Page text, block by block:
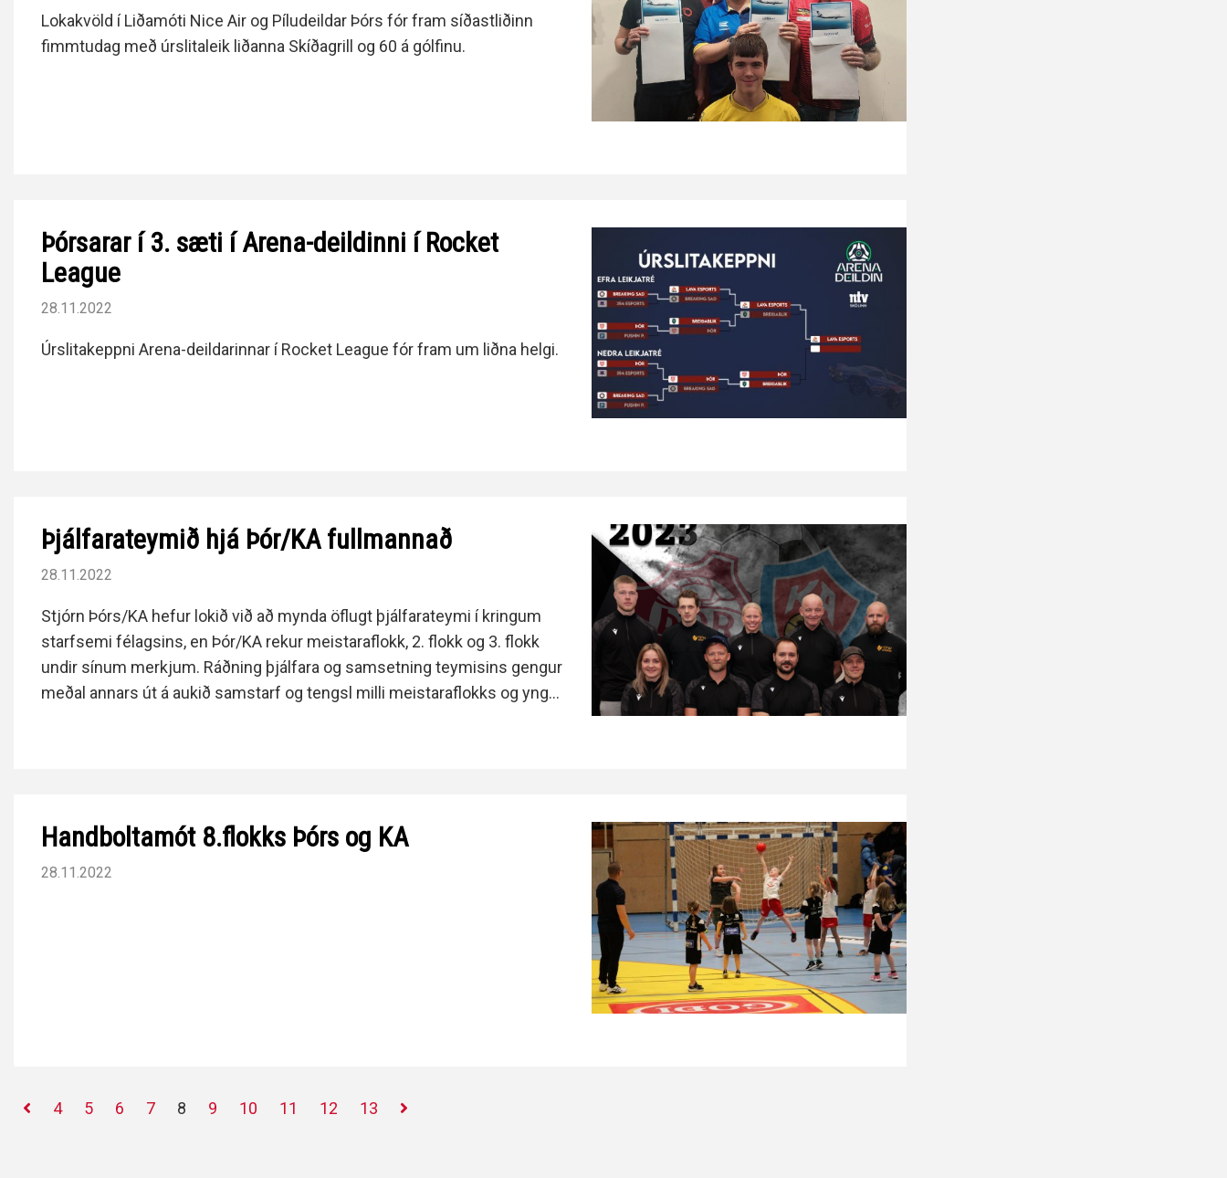
Lokakvöld í Liðamóti Nice Air og Píludeildar Þórs fór fram síðastliðinn
fimmtudag með úrslitaleik liðanna Skíðagrill og 60 á gólfinu.
Þórsarar í 3. sæti í Arena-deildinni í Rocket
League
28.11.2022
Úrslitakeppni Arena-deildarinnar í Rocket League fór fram um liðna helgi.
Þjálfarateymið hjá Þór/KA fullmannað
28.11.2022
Stjórn Þórs/KA hefur lokið við að mynda öflugt þjálfarateymi í kringum
starfsemi félagsins, en Þór/KA rekur meistaraflokk, 2. flokk og 3. flokk
undir sínum merkjum. Ráðning þjálfara og samsetning teymisins gengur
meðal annars út á aukið samstarf og tengsl milli meistaraflokks og yngri
Handboltamót 8.flokks Þórs og KA
28.11.2022
4 5 6 7 8 9 10 11 12 13